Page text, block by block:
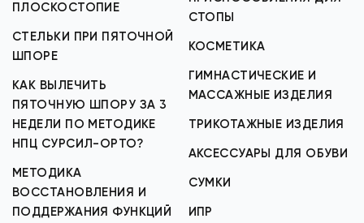
ПЛОСКОСТОПИЕ
СТЕЛЬКИ ПРИ ПЯТОЧНОЙ
ШПОРЕ
КАК ВЫЛЕЧИТЬ
ПЯТОЧНУЮ ШПОРУ ЗА 3
НЕДЕЛИ ПО МЕТОДИКЕ
НПЦ СУРСИЛ-ОРТО?
МЕТОДИКА
ВОССТАНОВЛЕНИЯ И
ПОДДЕРЖАНИЯ ФУНКЦИЙ
СТОПЫ
КОСМЕТИКА
ГИМНАСТИЧЕСКИЕ И
МАССАЖНЫЕ ИЗДЕЛИЯ
ТРИКОТАЖНЫЕ ИЗДЕЛИЯ
АКСЕССУАРЫ ДЛЯ ОБУВИ
СУМКИ
ИПР